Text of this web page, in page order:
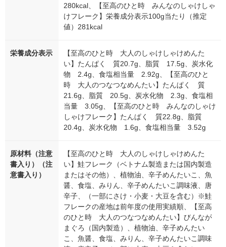
280kcal、【至高のひと時 みんなのしゃけしゃ
けフレーク】栄養成分表示100g当たり（推定
値）281kcal
栄養成分表示
【至高のひと時 大人のしゃけしゃけめんた
い】たんぱく 質20.7g、脂質 17.5g、炭水化
物 2.4g、食塩相当量 2.92g、【至高のひと
時 大人のつなつなめんたい】たんぱく 質
21.6g、脂質 20.5g、炭水化物 2.3g、食塩相
当量 3.05g、【至高のひと時 みんなのしゃけ
しゃけフレーク】たんぱく 質22.8g、脂質
20.4g、炭水化物 1.6g、食塩相当量 3.52g
原材料（注意
書入り）（注
意書入り）
【至高のひと時 大人のしゃけしゃけめんた
い】鮭フレーク（ベトナム製造または国内製造
またはその他）、植物油、辛子めんたいこ、魚
醤、食塩、みりん、辛子めんたいこ調味液、唐
辛子、（一部にさけ・小麦・大豆を含む）※鮭
フレークの産地は前年度の使用実績順、【至高
のひと時 大人のつなつなめんたい】びんなが
まぐろ（国内製造）、植物油、辛子めんたい
こ、魚醤、食塩、みりん、辛子めんたいこ調味